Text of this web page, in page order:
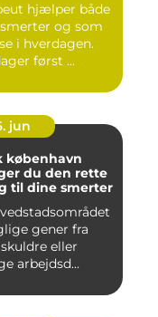
hjælper både
og som
i hverdagen.
først ...
jun
københavn
du den rette
til dine smerter
gener fra
eller
arbejdsd...